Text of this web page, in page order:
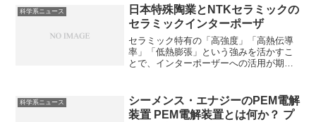
界最大の生産能力で供給できるメーカー
となっています。HBMの製造法やロジッ
クとメモリの製造法の違いを知ることが
できます。
科学系ニュース
日本特殊陶業とNTKセラミックの
セラミックインターポーザ
セラミック特有の「高強度」「高熱伝導
率」「低熱膨張」という強みを活かすこ
とで、インターポーザーへの活用が期待
ます。
科学系ニュース
シーメンス・エナジーのPEM電解
装置 PEM電解装置とは何か？ プ